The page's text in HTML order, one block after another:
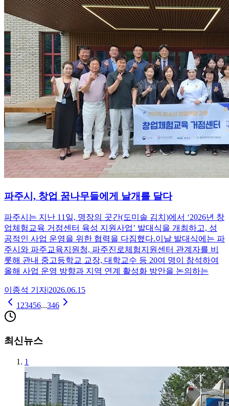
파주시, 창업 꿈나무들에게 날개를 달다
파주시는 지난 11일, 명장의 곳간(도미솔 김치)에서 ‘2026년 창
업체험교육 거점센터 육성 지원사업’ 발대식을 개최하고, 성
공적인 사업 운영을 위한 협력을 다짐했다.이날 발대식에는 파
주시와 파주교육지원청, 파주진로체험지원센터 관계자를 비
롯해 관내 중고등학교 교장, 대학교수 등 20여 명이 참석하여
올해 사업 운영 방향과 지역 연계 활성화 방안을 논의하는
이종석 기자|2026.06.15
123456...346
최신뉴스
1